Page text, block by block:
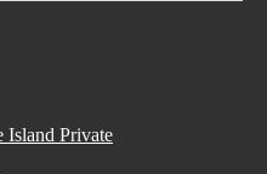
Private